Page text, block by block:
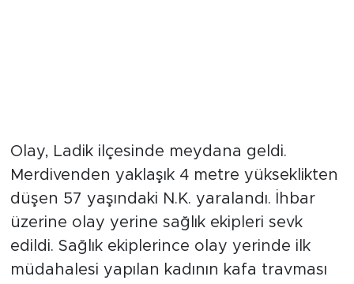
Olay, Ladik ilçesinde meydana geldi.
Merdivenden yaklaşık 4 metre yükseklikten
düşen 57 yaşındaki N.K. yaralandı. İhbar
üzerine olay yerine sağlık ekipleri sevk
edildi. Sağlık ekiplerince olay yerinde ilk
müdahalesi yapılan kadının kafa travması